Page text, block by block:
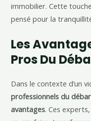
immobilier. Cette
pensé pour la
Les
Pros Du
Dans le contexte d’un
professionnels du
avantages. Ces